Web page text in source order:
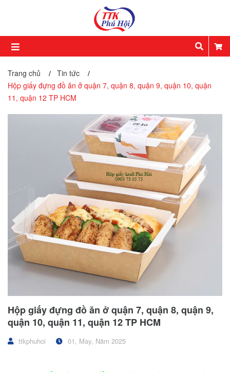
Trang chủ / Tin tức /
Hộp giấy đựng đồ ăn ở quận 7, quận 8, quận 9, quận 10, quận
11, quận 12 TP HCM
Hộp giấy đựng đồ ăn ở quận 7, quận 8, quận 9,
quận 10, quận 11, quận 12 TP HCM
ttkphuhoi 01, May, Năm 2025